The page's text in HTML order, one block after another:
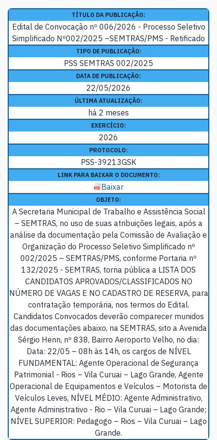
TÍTULO DA PUBLICAÇÃO:
Edital de Convocação nº 006/2026 - Processo Seletivo
Simplificado Nº002/2025 –SEMTRAS/PMS - Retificado
TIPO DE PUBLICAÇÃO:
PSS SEMTRAS 002/2025
DATA DE PUBLICAÇÃO:
22/05/2026
ÚLTIMA ATUALIZAÇÃO:
há 2 meses
EXERCÍCIO:
2026
PROTOCOLO:
PSS-39213GSK
LINK PARA BAIXAR O DOCUMENTO:
Baixar
OBJETO:
A Secretaria Municipal de Trabalho e Assistência Social
– SEMTRAS, no uso de suas atribuições legais, após a
análise da documentação pela Comissão de Avaliação e
Organização do Processo Seletivo Simplificado nº
002/2025 – SEMTRAS/PMS, conforme Portaria nº
132/2025 - SEMTRAS, torna pública a LISTA DOS
CANDIDATOS APROVADOS/CLASSIFICADOS NO
NÚMERO DE VAGAS E NO CADASTRO DE RESERVA, para
contratação temporária, nos termos do Edital.
Candidatos Convocados deverão comparecer munidos
das documentações abaixo, na SEMTRAS, sito a Avenida
Sérgio Henn, nº 838, Bairro Aeroporto Velho, no dia:
Data: 22/05 – 08h às 14h, os cargos de NÍVEL
FUNDAMENTAL: Agente Operacional de Segurança
Patrimonial - Rios – Vila Curuai – Lago Grande, Agente
Operacional de Equipamentos e Veículos – Motorista de
Veículos Leves, NÍVEL MÉDIO: Agente Administrativo,
Agente Administrativo - Rio – Vila Curuai – Lago Grande;
NÍVEL SUPERIOR: Pedagogo – Rios – Vila Curuai – Lago
Grande.